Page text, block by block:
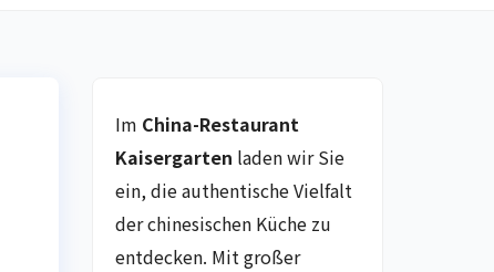
Im China-Restaurant
Kaisergarten laden wir Sie
ein, die authentische Vielfalt
der chinesischen Küche zu
entdecken. Mit großer